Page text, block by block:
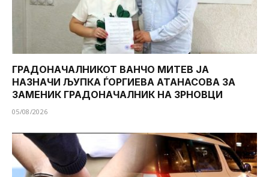
ГРАДОНАЧАЛНИКОТ ВАНЧО МИТЕВ ЈА
НАЗНАЧИ ЉУПКА ЃОРГИЕВА АТАНАСОВА ЗА
ЗАМЕНИК ГРАДОНАЧАЛНИК НА ЗРНОВЦИ
05/08/2026